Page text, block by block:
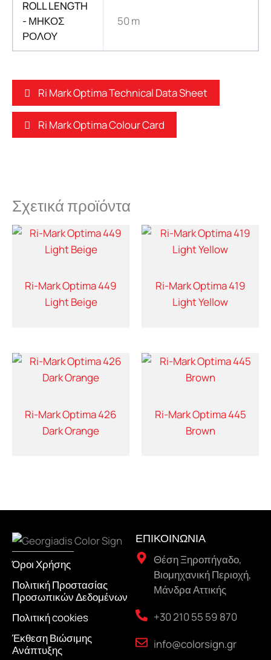
ROLL LENGTH
- ΜHKΟΣ
ΡΟΛΟΥ
50 m
Ri Mark Optima Technical Data Sheet
Ri Mark Optima Colour Card
Σχετικά προϊόντα
Ri-Mark Optima 449
Light Beige
Ri-Mark Optima 419
Light Yellow
Ri-Mark Optima 426
Dark Orange
Ri-Mark Optima 445
Brown
Όροι Χρήσης
Πολιτική Προστασίας
Προσωπικών Δεδομένων
Πολιτική cookies
Έκθεση Βιώσιμης
Ανάπτυξης
ΕΠΙΚΟΙΝΩΝΙΑ
Θέση Ξηροπήγαδο,
Βιομηχανική Περιοχή,
Μάνδρα Αττικής
+30 210 55 59 870
info@colorsign.gr